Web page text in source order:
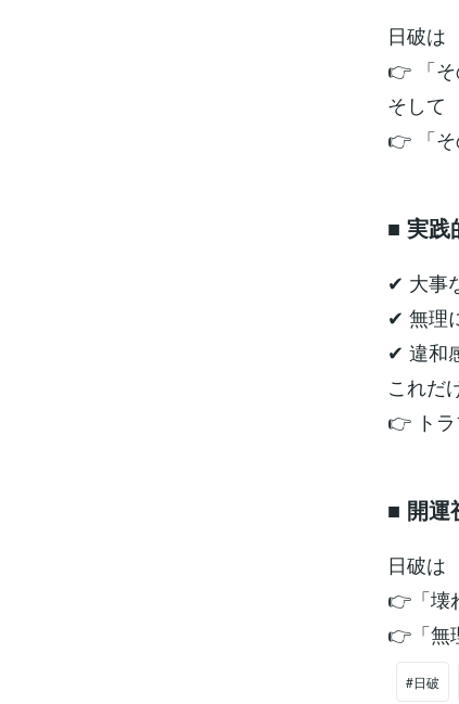
日破は
👉 「そ
そして
👉 「そ
■ 実践
✔ 大事
✔ 無理
✔ 違和
これだ
👉 ト
■ 開運
日破は
👉「壊
👉「無
#日破